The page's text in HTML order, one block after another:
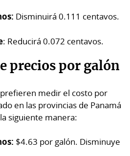
Disminuirá 0.111 centavos.
: Reducirá 0.072 centavos.
precios por galón
medir el costo por
en las provincias de Panamá
siguiente manera:
$4.63 por galón. Disminuye